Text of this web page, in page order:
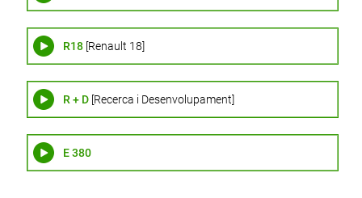
R18[Renault 18]
R + D[Recerca i Desenvolupament]
E 380